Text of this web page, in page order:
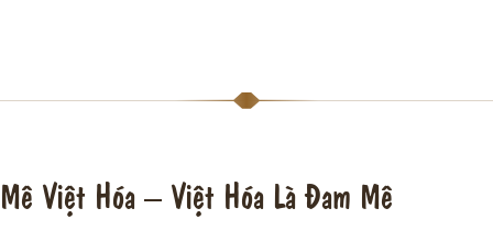
Mê Việt Hóa – Việt Hóa Là Đam Mê